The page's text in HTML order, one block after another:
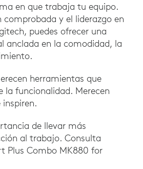
en que trabaja tu equipo.
comprobada y el liderazgo en
puedes ofrecer una
anclada en la comodidad, la
herramientas que
la funcionalidad. Merecen
de llevar más
al trabajo. Consulta
Plus Combo MK880 for